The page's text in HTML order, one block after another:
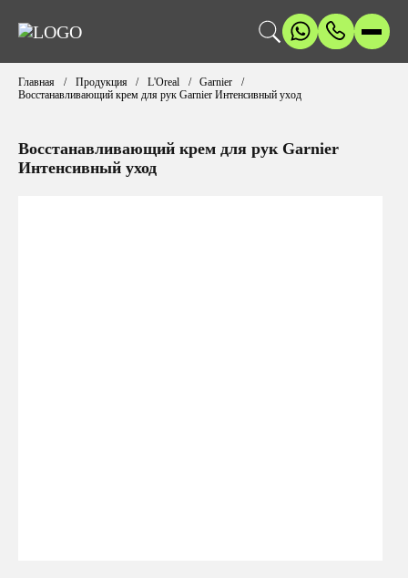
Главная Продукция L'Oreal
Garnier
Восстанавливающий крем для рук Garnier Интенсивный уход
Восстанавливающий крем для рук Garnier
Интенсивный уход